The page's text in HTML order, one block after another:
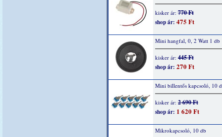
kisker ár: 770 Ft
shop ár: 475 Ft
Mini hangfal, 0, 2 Watt 1 db
kisker ár: 445 Ft
shop ár: 270 Ft
Mini billentős kapcsoló, 10
kisker ár: 2 690 Ft
shop ár: 1 620 Ft
Mikrokapcsoló, 10 db